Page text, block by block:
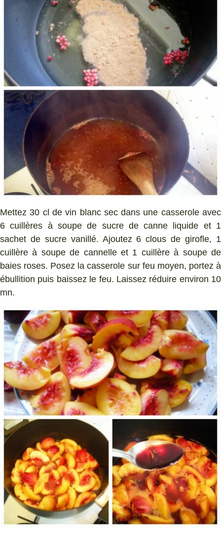
Mettez 30 cl de vin blanc sec dans une casserole avec
6 cuillères à soupe de sucre de canne liquide et 1
sachet de sucre vanillé. Ajoutez 6 clous de girofle, 1
cuillère à soupe de cannelle et 1 cuillère à soupe de
baies roses. Posez la casserole sur feu moyen, portez à
ébullition puis baissez le feu. Laissez réduire environ 10
mn.